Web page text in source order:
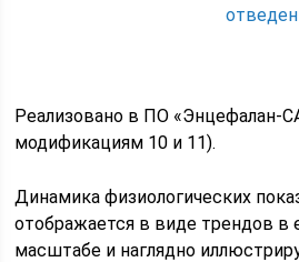
Реализовано в ПО «Энцефалан-
модификациям 10 и 11).
Динамика физиологических
отображается в виде трендов
масштабе и наглядно